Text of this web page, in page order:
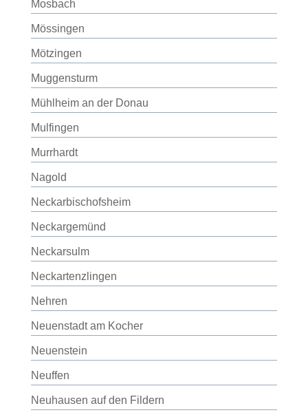
Mosbach
Mössingen
Mötzingen
Muggensturm
Mühlheim an der Donau
Mulfingen
Murrhardt
Nagold
Neckarbischofsheim
Neckargemünd
Neckarsulm
Neckartenzlingen
Nehren
Neuenstadt am Kocher
Neuenstein
Neuffen
Neuhausen auf den Fildern